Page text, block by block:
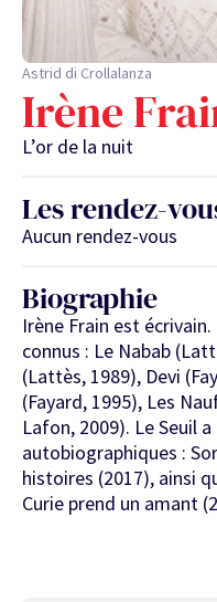
Astrid di Crollalanza
Irène
L’or de la nuit
Les rendez-
Aucun rendez-vous
Biographie
Irène Frain est
connus : Le Nabab
(Lattès, 1989), Devi
(Fayard, 1995), Les
Lafon, 2009). Le Seuil
autobiographiques :
histoires (2017), ainsi
Curie prend un amant